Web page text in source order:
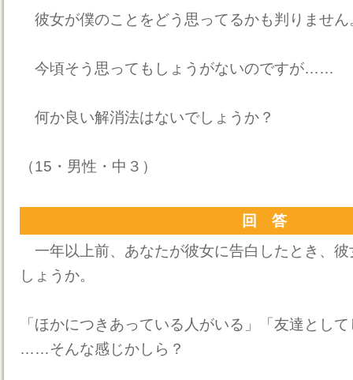
彼女が僕のことをどう思ってるかも判りません
今頃そう思ってもしょうがないのですが……
何か良い解消法はないでしょうか？
（15・男性・中３）
回 答
一年以上前、あなたが彼女に告白したとき、
しょうか。
「ほかにつきあっている人がいる」「友達とし
……そんな感じかしら？